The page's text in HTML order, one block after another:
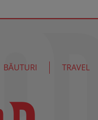
BĂUTURI TRAVEL